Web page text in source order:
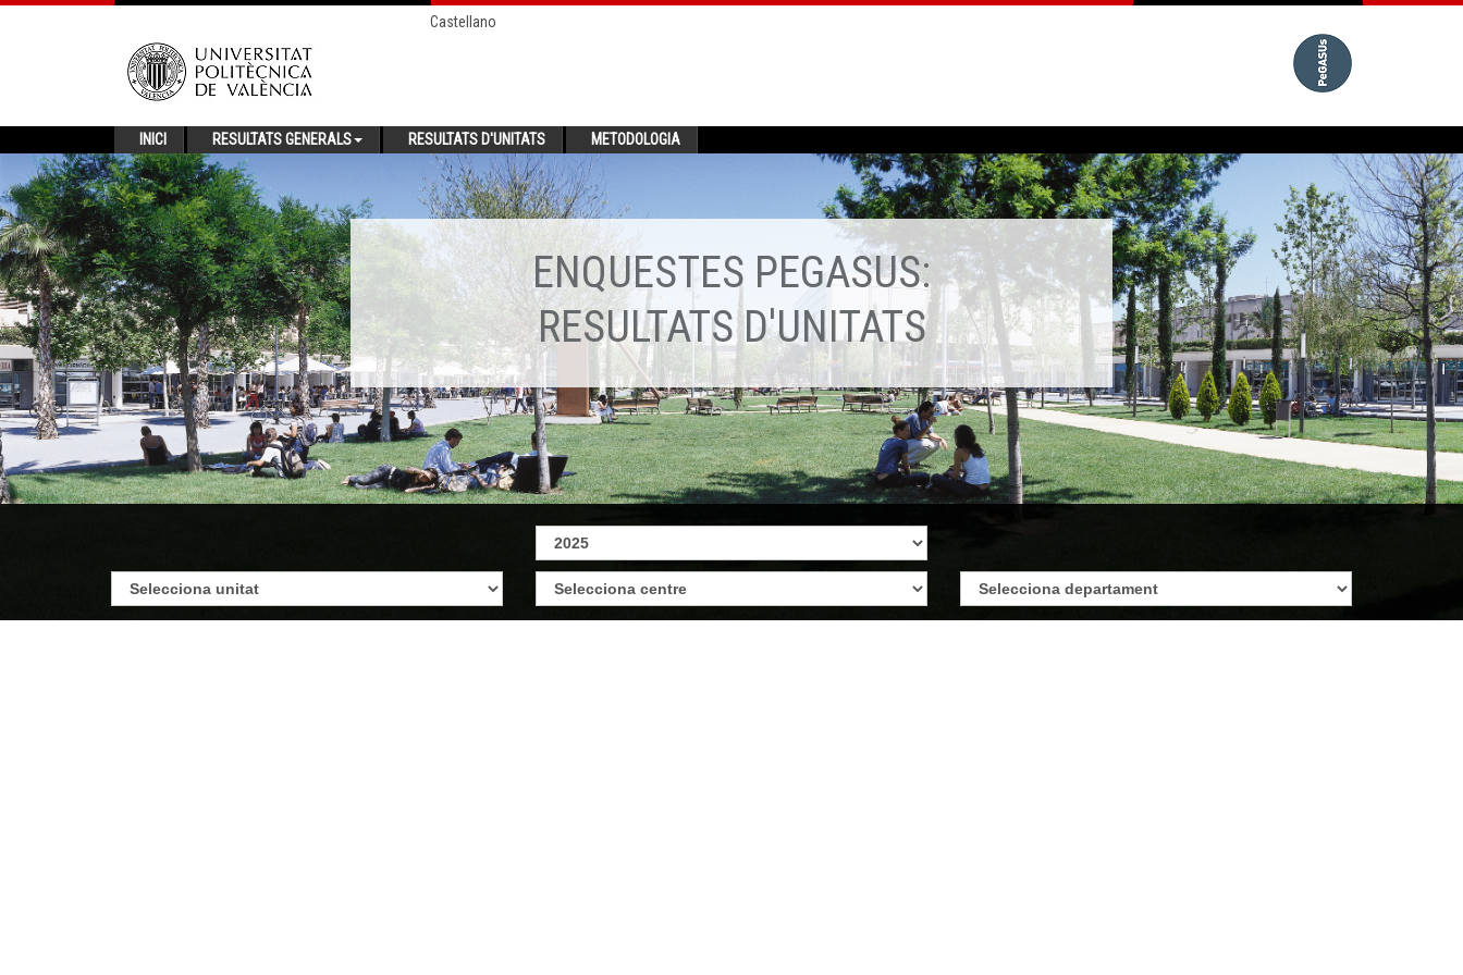
Castellano
INICI RESULTATS GENERALS RESULTATS D'UNITATS METODOLOGIA
ENQUESTES PEGASUS:
RESULTATS D'UNITATS